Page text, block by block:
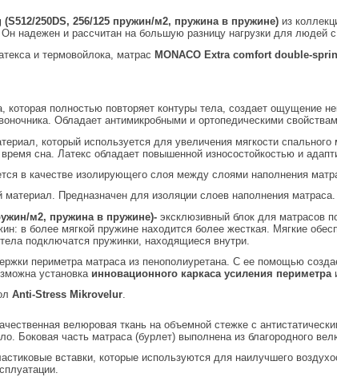
(S512/250DS, 256/125 пружин/м2, пружина в пружине)из
надежен и рассчитан на большую разницу нагрузки для людей с
и термовойлока, матрас MONACO Extra comfort double-
которая полностью повторяет контуры тела, создает ощущение
Обладает антимикробными и ортопедическими
сна. Латекс обладает повышенной износостойкостью и
в качестве изолирующего слоя между слоями наполнения
Предназначен для изоляции слоев наполнения матраса.
м2, пружина в пружине)- эксклюзивный блок для матрасов
в более мягкой пружине находится более жесткая. Мягкие
подключатся пружинки, находящиеся внутри.
периметра матраса из пенополиуретана. С ее помощью
установка инновационного каркаса усиления периметра
Anti-Stress Mikrovelur.
велюровая ткань на объемной стежке с
Боковая часть матраса (бурлет) выполнена из благородного
вставки, которые используются для наилучшего